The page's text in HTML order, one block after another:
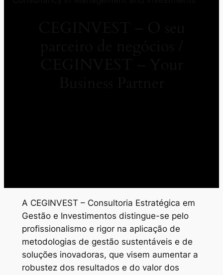
A CEGINVEST – Consultoria Estratégica em
Gestão e Investimentos distingue-se pelo
profissionalismo e rigor na aplicação de
metodologias de gestão sustentáveis e de
soluções inovadoras, que visem aumentar a
robustez dos resultados e do valor dos